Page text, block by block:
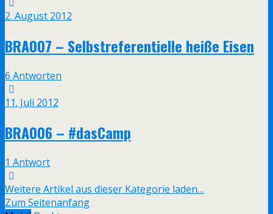
2. August 2012
BRA007 – Selbstreferentielle heiße Eisen
6 Antworten
11. Juli 2012
BRA006 – #dasCamp
1 Antwort
Weitere Artikel aus dieser Kategorie laden…
Zum Seitenanfang